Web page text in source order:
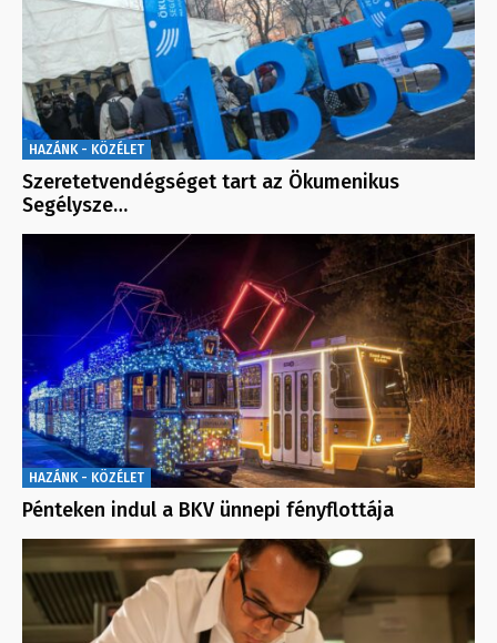
HAZÁNK - KÖZÉLET
Szeretetvendégséget tart az Ökumenikus
Segélysze…
HAZÁNK - KÖZÉLET
Pénteken indul a BKV ünnepi fényflottája